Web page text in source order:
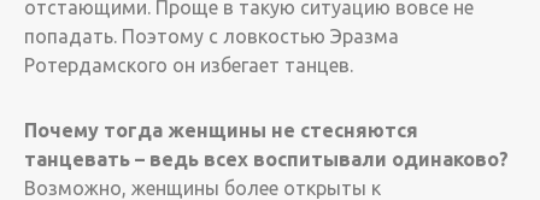
отстающими. Проще в такую ситуацию вовсе не
попадать. Поэтому с ловкостью Эразма
Ротердамского он избегает танцев.
Почему тогда женщины не стесняются
танцевать – ведь всех воспитывали одинаково?
Возможно, женщины более открыты к